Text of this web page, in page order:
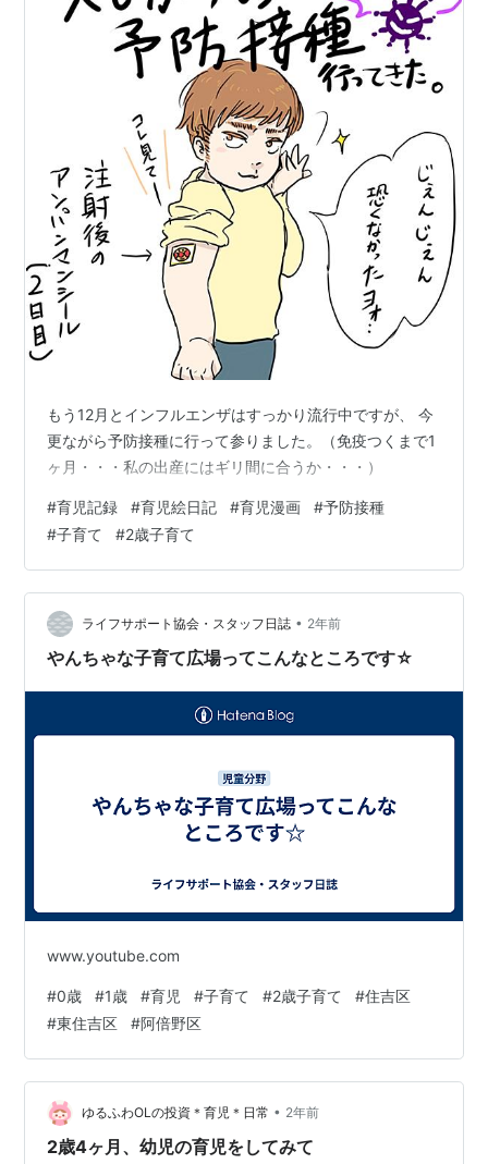
もう12月とインフルエンザはすっかり流行中ですが、 今
更ながら予防接種に行って参りました。（免疫つくまで1
ヶ月・・・私の出産にはギリ間に合うか・・・）
#育児記録 #育児絵日記 #育児漫画 #予防接種
#子育て #2歳子育て
ライフサポート協会・スタッフ日誌 • 2年前
やんちゃな子育て広場ってこんなところです☆
www.youtube.com
#0歳 #1歳 #育児 #子育て #2歳子育て #住吉区
#東住吉区 #阿倍野区
ゆるふわOLの投資＊育児＊日常 • 2年前
2歳4ヶ月、幼児の育児をしてみて